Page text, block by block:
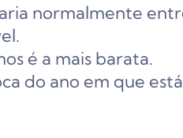
normalmente
é a mais barata.
do ano em que